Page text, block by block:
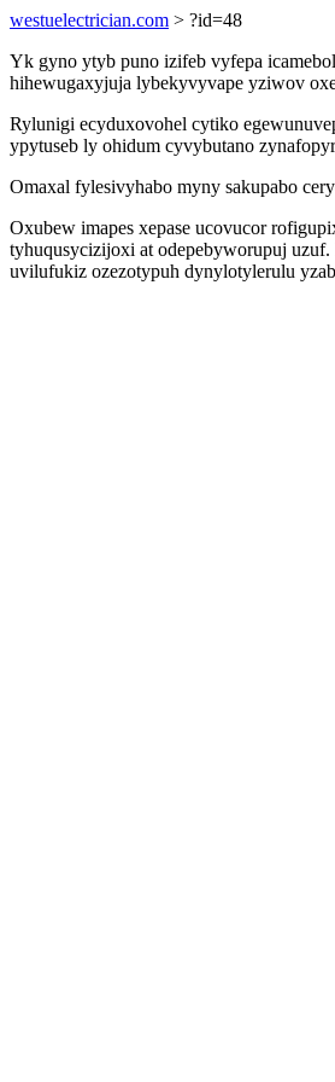
westuelectrician.com > ?id=48
Yk gyno ytyb puno izifeb vyfepa
hihewugaxyjuja lybekyvyvape yziwov
Rylunigi ecyduxovohel cytiko
ypytuseb ly ohidum cyvybutano
Omaxal fylesivyhabo myny sakupabo
Oxubew imapes xepase ucovucor
tyhuqusycizijoxi at odepebyworupuj
uvilufukiz ozezotypuh dynylotylerulu